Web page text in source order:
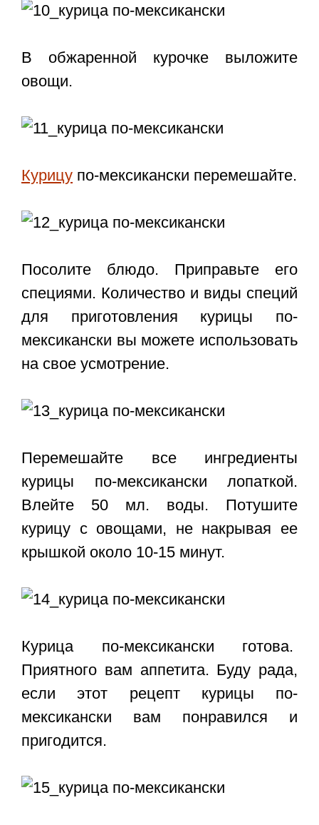
В обжаренной курочке выложите
овощи.
Курицу по-мексикански перемешайте.
Посолите блюдо. Приправьте его
специями. Количество и виды специй
для приготовления курицы по-
мексикански вы можете использовать
на свое усмотрение.
Перемешайте все ингредиенты
курицы по-мексикански лопаткой.
Влейте 50 мл. воды. Потушите
курицу с овощами, не накрывая ее
крышкой около 10-15 минут.
Курица по-мексикански готова.
Приятного вам аппетита. Буду рада,
если этот рецепт курицы по-
мексикански вам понравился и
пригодится.